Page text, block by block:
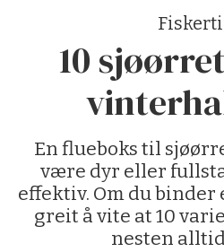
10
En flueboks til
være dyr eller
effektiv. Om du binder
greit å vite at 10
nesten